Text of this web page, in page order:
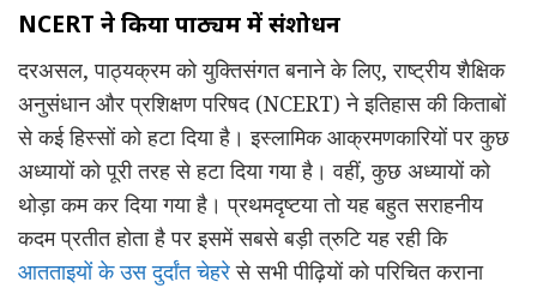
NCERT ने किया पाठ्यक्रम में संशोधन
दरअसल, पाठ्यक्रम को युक्तिसंगत बनाने के लिए, राष्ट्रीय शैक्षिक
अनुसंधान और प्रशिक्षण परिषद (NCERT) ने इतिहास की किताबों
से कई हिस्सों को हटा दिया है। इस्लामिक आक्रमणकारियों पर कुछ
अध्यायों को पूरी तरह से हटा दिया गया है। वहीं, कुछ अध्यायों को
थोड़ा कम कर दिया गया है। प्रथमदृष्टया तो यह बहुत सराहनीय
कदम प्रतीत होता है पर इसमें सबसे बड़ी त्रुटि यह रही कि
आतताइयों के उस दुर्दांत चेहरेसे सभी पीढ़ियों को परिचित कराना